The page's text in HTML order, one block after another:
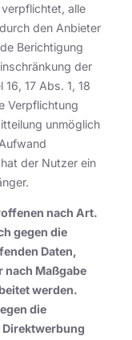
alle
den Anbieter
Berichtigung
der
17 Abs. 1, 18
Verpflichtung
unmöglich
der Nutzer ein
nach Art.
gegen die
Daten,
nach Maßgabe
werden.
die
Direktwerbung